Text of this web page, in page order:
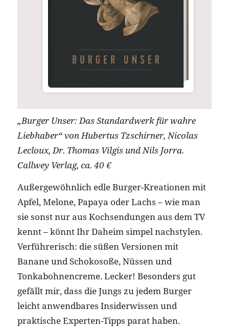
„Burger Unser: Das Standardwerk für wahre
Liebhaber“ von Hubertus Tzschirner, Nicolas
Lecloux, Dr. Thomas Vilgis und Nils Jorra.
Callwey Verlag, ca. 40 €
Außergewöhnlich edle Burger-Kreationen mit
Apfel, Melone, Papaya oder Lachs – wie man
sie sonst nur aus Kochsendungen aus dem TV
kennt – könnt Ihr Daheim simpel nachstylen.
Verführerisch: die süßen Versionen mit
Banane und Schokosoße, Nüssen und
Tonkabohnencreme. Lecker! Besonders gut
gefällt mir, dass die Jungs zu jedem Burger
leicht anwendbares Insiderwissen und
praktische Experten-Tipps parat haben.